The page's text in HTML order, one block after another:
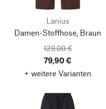
Lanius
Damen-Stoffhose, Braun
129,00 €
79,90 €
+ weitere Varianten